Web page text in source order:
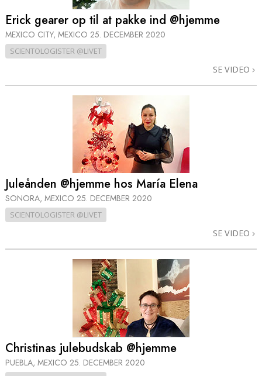
Erick gearer op til at pakke ind @hjemme
MEXICO CITY, MEXICO 25. DECEMBER 2020
SCIENTOLOGISTER @LIVET
SE VIDEO
Juleånden @hjemme hos María Elena
SONORA, MEXICO 25. DECEMBER 2020
SCIENTOLOGISTER @LIVET
SE VIDEO
Christinas julebudskab @hjemme
PUEBLA, MEXICO 25. DECEMBER 2020